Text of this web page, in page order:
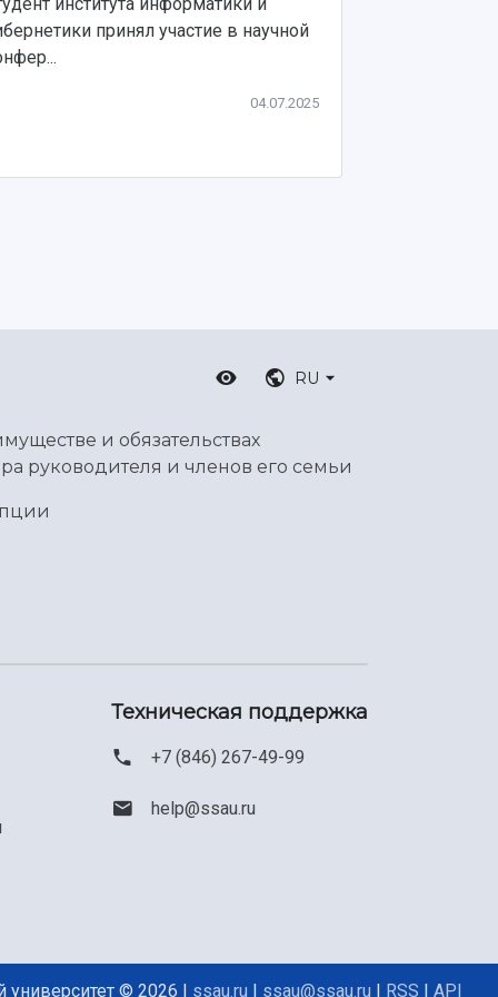
принял участие в научной
04.07.2025
RU
и обязательствах
руководителя и членов его семьи
Техническая поддержка
+7 (846) 267-49-99
help@ssau.ru
университет © 2026 | ssau.ru | ssau@ssau.ru | RSS | API